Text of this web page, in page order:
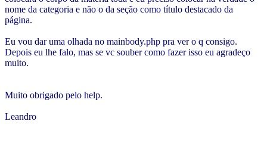
nome da categoria e não o da seção como título destacado da
página.
Eu vou dar uma olhada no mainbody.php pra ver o q consigo.
Depois eu lhe falo, mas se vc souber como fazer isso eu agradeço
muito.
Muito obrigado pelo help.
Leandro